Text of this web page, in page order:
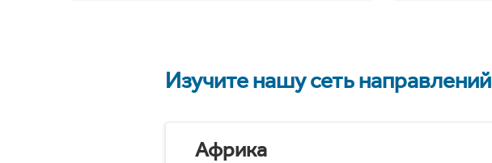
Изучите нашу сеть направлений
Африка